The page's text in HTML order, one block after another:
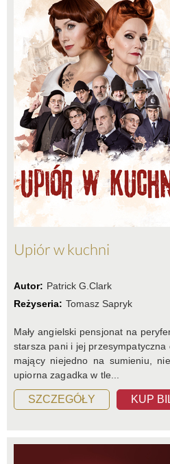
Upiór w kuchni
Autor: Patrick G.Clark
Reżyseria: Tomasz Sapryk
Mały angielski pensjonat na
starsza pani i jej
mający niejedno na sumieniu,
upiorna zagadka w tle...
SZCZEGÓŁY KUP